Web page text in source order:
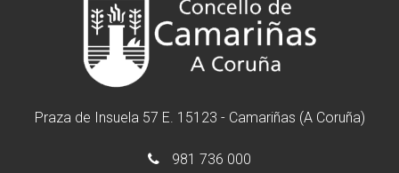
Praza de Insuela 57 E. 15123 - Camariñas (A Coruña)
981 736 000